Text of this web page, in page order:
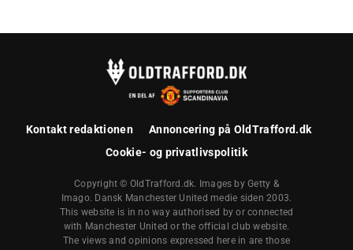
Kontakt redaktionen
Annoncering på OldTrafford.dk
Cookie- og privatlivspolitik
Copyright © OldTrafford.dk. Images by Getty &
Imago. Dansk Manchester United medie siden 2003.
This website is in no way authorised by or connected
with Manchester United or the official club website.
The views and opinions expressed here in are those